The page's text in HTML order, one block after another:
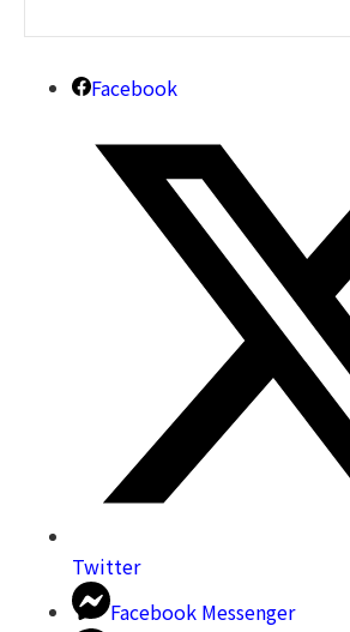
Facebook
Twitter
Facebook Messenger